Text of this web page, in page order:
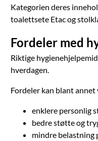
Kategorien deres
toalettsete Etac og
Fordeler med
Riktige
hverdagen.
Fordeler kan blant
enklere personlig
bedre støtte og
mindre belastning